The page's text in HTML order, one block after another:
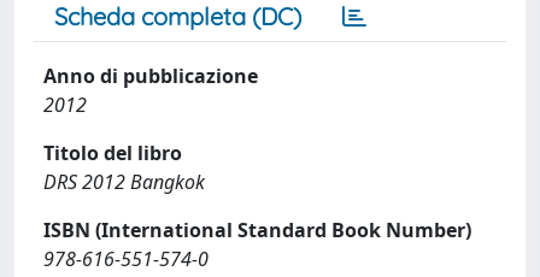
Scheda completa (DC)
Anno di pubblicazione
2012
Titolo del libro
DRS 2012 Bangkok
ISBN (International Standard Book Number)
978-616-551-574-0